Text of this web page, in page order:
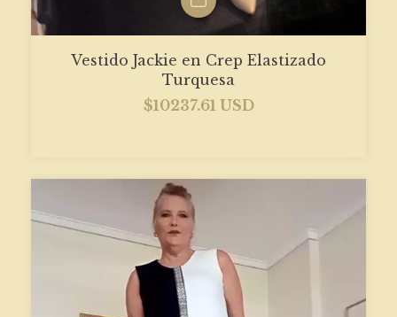
Vestido Jackie en Crep Elastizado
Turquesa
$10237.61 USD